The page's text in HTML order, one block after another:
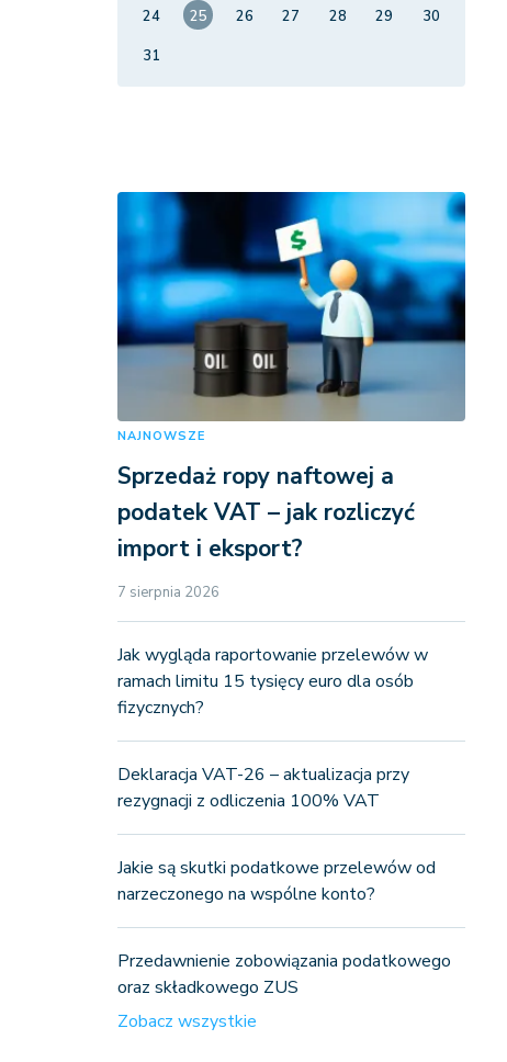
24
25 26 27 28 29
30
31
NAJNOWSZE
Sprzedaż ropy naftowej a
podatek VAT – jak rozliczyć
import i eksport?
7 sierpnia 2026
Jak wygląda raportowanie przelewów w
ramach limitu 15 tysięcy euro dla osób
fizycznych?
Deklaracja VAT-26 – aktualizacja przy
rezygnacji z odliczenia 100% VAT
Jakie są skutki podatkowe przelewów od
narzeczonego na wspólne konto?
Przedawnienie zobowiązania podatkowego
oraz składkowego ZUS
Zobacz wszystkie